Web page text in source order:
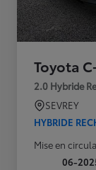
Toyota
2.0 Hybride
SEVREY
HYBRIDE
Mise en
06-